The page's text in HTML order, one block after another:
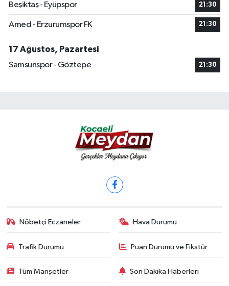
Beşiktaş - Eyüpspor 21:30
Amed - Erzurumspor FK 21:30
17 Ağustos, Pazartesi
Samsunspor - Göztepe
21:30
Nöbetçi Eczaneler Hava Durumu
Trafik Durumu Puan Durumu ve Fikstür
Tüm Manşetler Son Dakika Haberleri